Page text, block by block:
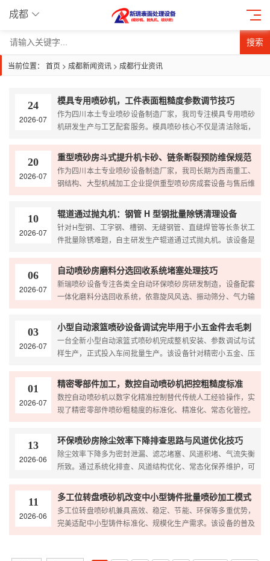
成都
搜索
当前位置： 首页 > 成都新闻资讯 > 成都行业资讯
24
2026-07
模具专用喷砂机，工件表面粗糙度参数调节技巧
作为四川本土专业喷砂设备制造厂家，我司专注模具专用喷砂
机研发生产与工艺配套服务。模具喷砂核心不仅是清洁除垢，
20
2026-07
重型喷砂房斗式提升机卡砂、链条断裂预防维保规范
作为四川本土专业喷砂设备制造厂家，我司长期为西南重工、
钢结构、大型机械加工企业提供重型喷砂房成套设备与售后维
保服务。斗式提升机是喷砂房磨料回收系统的核心输送设备...
10
2026-07
辊道通过抛丸机：钢管 H 型钢批量除锈清理设备
针对H型钢、工字钢、槽钢、无缝钢管、直缝焊管等长条状工
件批量除锈难题，自主研发生产辊道通过式抛丸机。该设备是
06
2026-07
自动喷砂房磨料分选回收系统堵塞处理技巧
新瑞喷砂设备专注各类全自动环保喷砂房研发制造，设备配套
一体化磨料分选回收系统，依靠旋风风选、振动筛分、气力输
送实现磨料循环复用，大幅降低耗材成本。西南地区高温多...
03
2026-07
小型自动滚篮喷砂设备调试完毕用于小五金件去毛刺
一台全新小型自动滚篮式喷砂机完成整机安装、参数调试与试
样生产，正式投入车间批量生产。该设备针对精密小五金、压
01
2026-07
精密零部件加工，数控自动喷砂机把控粗糙度标准
数控自动喷砂机以数字化精准控制替代传统人工经验操作，实
现了精密零部件喷砂粗糙度的标准化、精准化、常态化管控。
既有效规避了喷砂工艺瑕疵，提升产品合格率，又助力精密...
13
2026-06
环保喷砂房除尘效率下降排查思路与风道优化技巧
除尘效率下降多为密封泄漏、滤芯堵塞、风道积堵、气流失衡
所致。通过系统化排查、风道结构优化、常态化保养维护，可
11
2026-06
多工位转盘喷砂机改变中小型铸件批量喷砂加工模式
多工位转盘喷砂机兼具高效、稳定、节能、环保等多重优势，
完美适配中小型铸件标准化、规模化生产需求。该设备的普及
应用，彻底改变了铸件喷砂依赖人工、品质参差不齐、产能...